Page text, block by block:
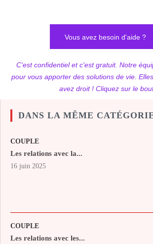
Vous avez besoin d'aide ?
C'est confidentiel et c'est gratuit. Notre
pour vous apporter des solutions de vie.
avez droit ! Cliquez sur le
DANS LA MÊME
COUPLE
Les relations avec la...
16 juin 2025
COUPLE
Les relations avec les...